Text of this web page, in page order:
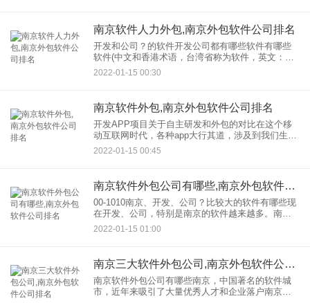
南京软件人力外包,南京外包软件公司排名
开发和公司？的软件开发公司都有哪些软件有哪些
软件(中文和香港术语，台湾省称为软件，英文：
Software)是以特定顺序组织的计算机数据和指令的
集合。简单来说，软件就是程序和文档的集合。也
2022-01-15 00:30
南京软件外包,南京外包软件公司排名
开发APP项目关于自主研发和外包的对比在这个移
动互联网时代，各种app大行其道，涉及到我们生活
的方方面面。开发的一款应用并不新鲜。根据不同
的开发模式，主要有两种方式：自主研发和软件外
2022-01-15 00:45
南京软件外包公司有哪些,南京外包软件公司排名
00-1010南京、开发、公司？比较大的软件有哪些现
在开发、公司，特别是南京的软件越来越多。南
京、开发、公司？有哪些比较大的软件现在让我们
一起来看看南京软件开发公司索菲特吧！ 首先看软
2022-01-15 01:00
南京三大软件外包公司,南京外包软件公司排名
南京软件外包公司有哪些南京，中国著名的软件城
市，近年来吸引了大量优秀人才和企业落户南京。